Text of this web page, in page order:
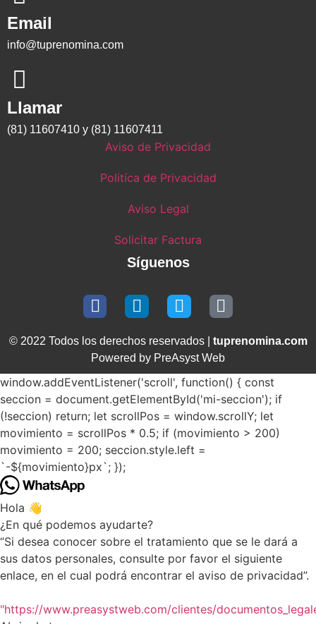
Email
info@tuprenomina.com
Llamar
(81) 11607410 y (81) 11607411
Aviso de Privacidad
Politíca de Privacidad
Aviso Legal
Solicitar Factura
Síguenos
© 2022 Todos los derechos reservados | tuprenomina.com
Powered by PreAsyst Web
window.addEventListener('scroll', function() { const
seccion = document.getElementById('mi-seccion'); if
(!seccion) return; let scrollPos = window.scrollY; let
movimiento = scrollPos * 0.5; if (movimiento > 200)
movimiento = 200; seccion.style.left =
`-${movimiento}px`; });
Hola 👋
¿En qué podemos ayudarte?
“Si desea conocer sobre el tratamiento que se le dará a
sus datos personales, consulte por favor el siguiente
enlace, en el cual podrá encontrar el aviso de privacidad”.
"https://www.preasystweb.com/clientes/